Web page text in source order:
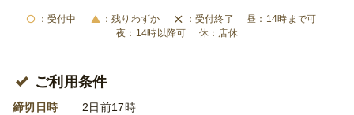
受付中 残りわずか 受付終了
14時まで可
14時以降可
店休
ご利用条件
締切日時
2日前17時